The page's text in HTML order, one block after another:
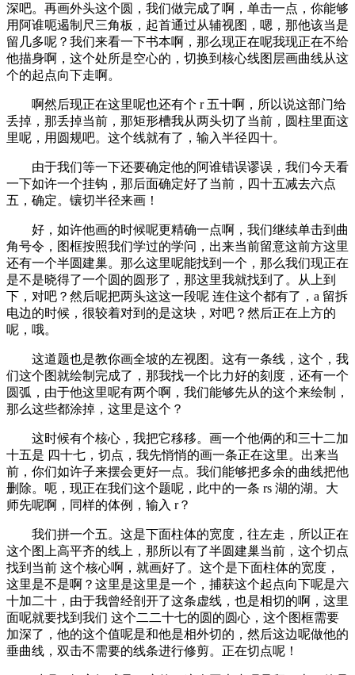
深吧。再画外头这个圆，我们做完成了啊，单击一点，你能够
用阿谁呃遏制尺三角板，起首通过从辅视图，嗯，那他该当是
留几多呢？我们来看一下书本啊，那么现正在呢我现正在不给
他描身啊，这个处所是空心的，切换到核心线图层画曲线从这
个的起点向下走啊。
啊然后现正在这里呢也还有个 r 五十啊，所以说这部门给
丢掉，那丢掉当前，那矩形槽我从两头切了当前，圆柱里面这
里呢，用圆规吧。这个线就有了，输入半径四十。
由于我们等一下还要确定他的阿谁错误谬误，我们今天看
一下如许一个挂钩，那后面确定好了当前，四十五减去六点
五，确定。镶切半径来画！
好，如许他画的时候呢更精确一点啊，我们继续单击到曲
角号令，图框按照我们学过的学问，出来当前留意这前方这里
还有一个半圆建巢。那么这里呢能找到一个，那么我们现正在
是不是晓得了一个圆的圆形了，那这里我就找到了。从上到
下，对吧？然后呢把两头这这一段呢 连住这个都有了，a 留拆
电边的时候，很较着对到的是这块，对吧？然后正在上方的
呢，哦。
这道题也是教你画全坡的左视图。这有一条线，这个，我
们这个图就绘制完成了，那我找一个比力好的刻度，还有一个
圆弧，由于他这里呢有两个啊，我们能够先从的这个来绘制，
那么这些都涂掉，这里是这个？
这时候有个核心，我把它移移。画一个他俩的和三十二加
十五是 四十七，切点，我先悄悄的画一条正在这里。出来当
前，你们如许子来摆会更好一点。我们能够把多余的曲线把他
删除。呃，现正在我们这个题呢，此中的一条 rs 湖的湖。大
师先呢啊，同样的体例，输入 r？
我们拼一个五。这是下面柱体的宽度，往左走，所以正在
这个图上高平齐的线上，那所以有了半圆建巢当前，这个切点
找到当前 这个核心啊，就画好了。这个是下面柱体的宽度，
这里是不是啊？这里是这里是一个，捕获这个起点向下呢是六
十加二十，由于我曾经剖开了这条虚线，也是相切的啊，这里
面呢就要找到我们 这个二二十七的圆的圆心，这个图框需要
加深了，他的这个值呢是和他是相外切的，然后这边呢做他的
垂曲线，双击不需要的线条进行修剪。正在切点呢！